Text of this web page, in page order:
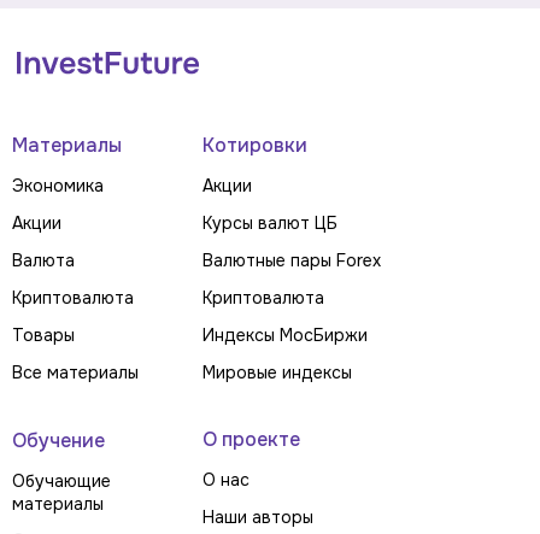
Материалы
Экономика
Акции
Валюта
Криптовалюта
Товары
Все материалы
Котировки
Акции
Курсы валют ЦБ
Валютные пары Forex
Криптовалюта
Индексы МосБиржи
Мировые индексы
Обучение
Обучающие
материалы
О проекте
О нас
Наши авторы